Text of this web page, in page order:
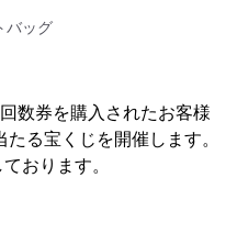
バッグ
数券を購入されたお客様
る宝くじを開催します。
おります。